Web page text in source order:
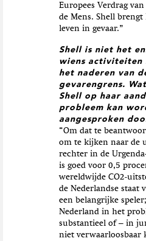
Europees Verdrag
de Mens. Shell
leven in gevaar.”
Shell is niet het
wiens activiteiten
het naderen van
gevarengrens.
Shell op haar
probleem kan
aangesproken
“Om dat te
om te kijken naar de
rechter in de
is goed voor 0,5
wereldwijde CO2-
de Nederlandse staat
een belangrijke
Nederland in het
substantieel of – in
niet verwaarloosbaar